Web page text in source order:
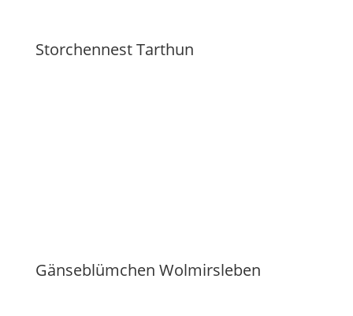
Storchennest Tarthun
Gänseblümchen Wolmirsleben